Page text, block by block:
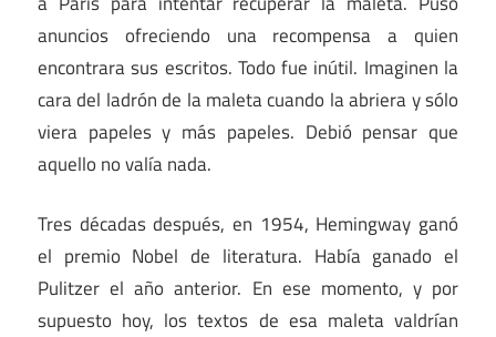
anuncios ofreciendo una recompensa a quien
encontrara sus escritos. Todo fue inútil. Imaginen la
cara del ladrón de la maleta cuando la abriera y sólo
viera papeles y más papeles. Debió pensar que
aquello no valía nada.
Tres décadas después, en 1954, Hemingway ganó
el premio Nobel de literatura. Había ganado el
Pulitzer el año anterior. En ese momento, y por
supuesto hoy, los textos de esa maleta valdrían